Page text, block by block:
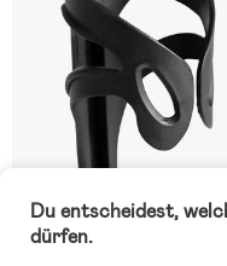
Du entscheidest,
dürfen.